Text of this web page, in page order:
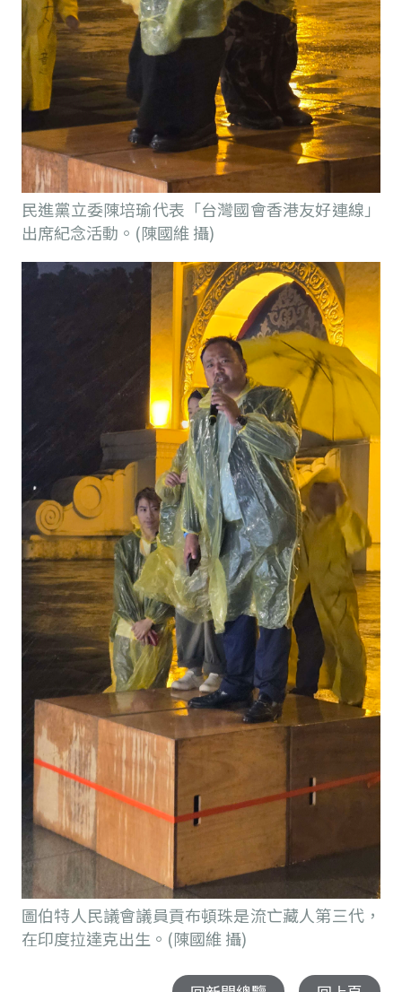
民進黨立委陳培瑜代表「台灣國會香港友好連線」
出席紀念活動。(陳國維 攝)
圖伯特人民議會議員貢布頓珠是流亡藏人第三代，
在印度拉達克出生。(陳國維 攝)